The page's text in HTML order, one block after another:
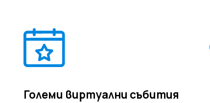
Големи виртуални събития